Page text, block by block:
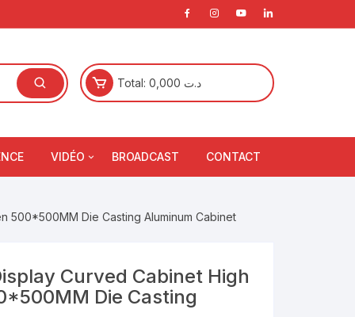
Total: د.ت
VIDÉO
Accessoires Projection
BROADCAST CONTACT
500*500MM Die Casting Aluminum Cabinet
Curved Cabinet High
Die Casting